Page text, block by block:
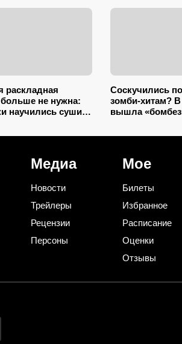
раскладная
не нужна:
научились сушить
Соскучились
зомби-хитам? В
вышла
Медиа
Новости
Трейлеры
Рецензии
Персоны
Мое
Билеты
Избранное
Расписание
Оценки
Отзывы